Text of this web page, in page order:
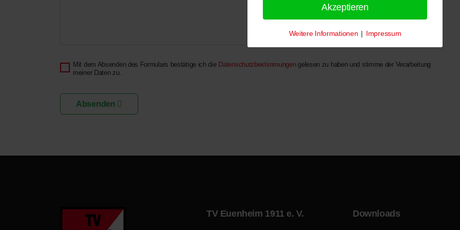
Mit dem Absenden des Formulars bestätige ich die Datenschutzbestimmungengelesen zu haben und stimme der Verarbeitung
meiner Daten zu.
Absenden
TV Euenheim 1911 e. V. Downloads
Akzeptieren
Weitere Informationen | Impressum